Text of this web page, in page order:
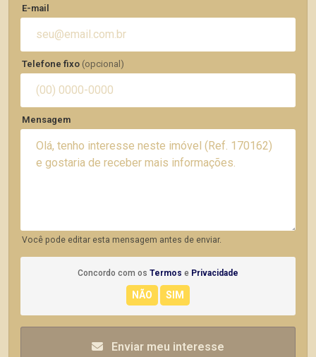
E-mail
Telefone fixo (opcional)
Mensagem
Você pode editar esta mensagem antes de enviar.
Concordo com os Termos e Privacidade
Enviar meu interesse